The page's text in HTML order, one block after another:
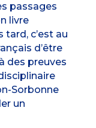
passages
livre
tard, c’est au
d’être
des preuves
Sorbonne
un